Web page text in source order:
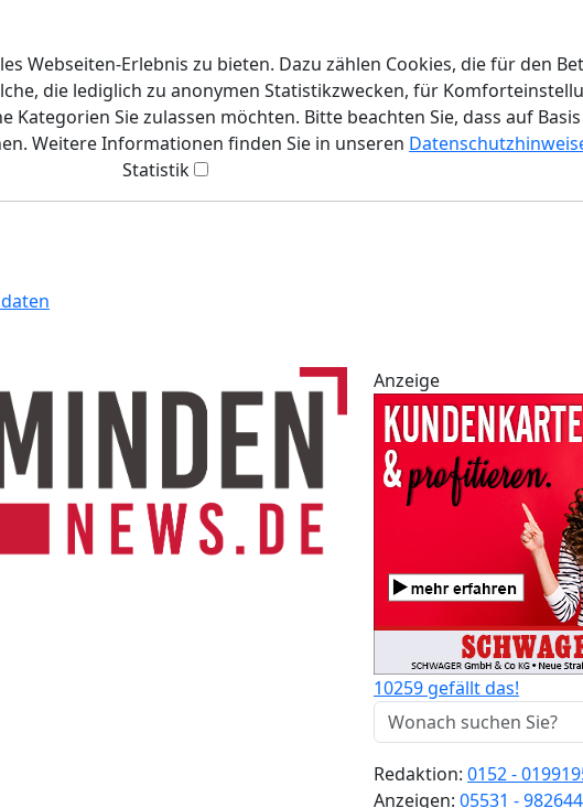
Webseiten-Erlebnis zu bieten. Dazu zählen Cookies, die für den
die lediglich zu anonymen Statistikzwecken, für
Kategorien Sie zulassen möchten. Bitte beachten Sie, dass auf
Weitere Informationen finden Sie in unseren
Statistik
Anzeige
10259 gefällt das!
Redaktion: 0152 -
Anzeigen: 05531 -